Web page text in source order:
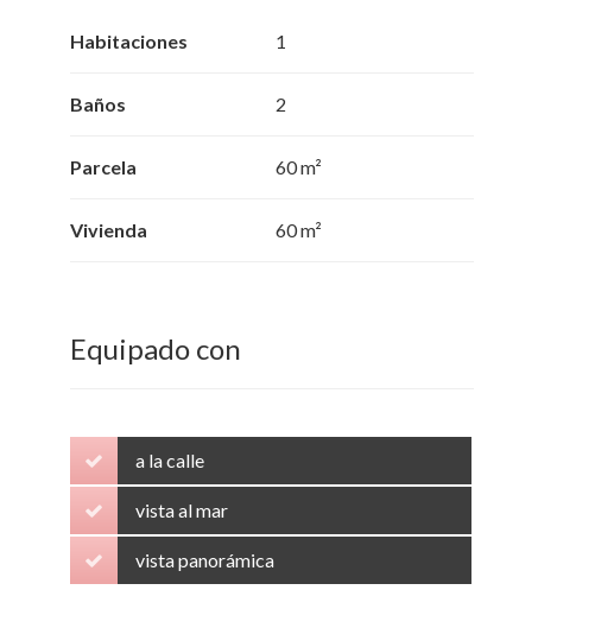
Habitaciones 1
Baños 2
Parcela 60 m²
Vivienda 60 m²
Equipado con
a la calle
vista al mar
vista panorámica